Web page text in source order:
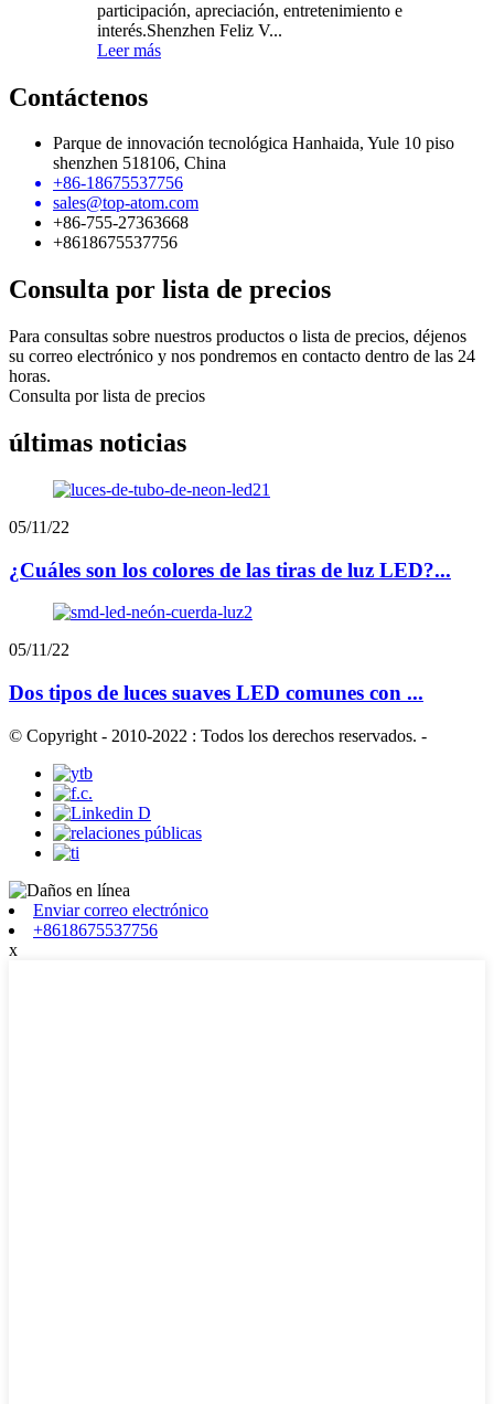
participación, apreciación, entretenimiento e
interés.Shenzhen Feliz V...
Leer más
Contáctenos
Parque de innovación tecnológica Hanhaida, Yule 10 piso
shenzhen 518106, China
+86-18675537756
sales@top-atom.com
+86-755-27363668
+8618675537756
Consulta por lista de precios
Para consultas sobre nuestros productos o lista de precios, déjenos
su correo electrónico y nos pondremos en contacto dentro de las 24
horas.
Consulta por lista de precios
últimas noticias
05/11/22
¿Cuáles son los colores de las tiras de luz LED?...
05/11/22
Dos tipos de luces suaves LED comunes con ...
© Copyright - 2010-2022 : Todos los derechos reservados. -
Enviar correo electrónico
+8618675537756
x